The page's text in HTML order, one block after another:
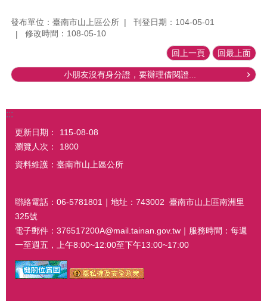
發布單位：臺南市山上區公所
刊登日期：104-05-01
修改時間：108-05-10
回上一頁 回最上面
小朋友沒有身分證，要辦理借閱證...
:::
更新日期：
115-08-08
瀏覽人次：
1800
資料維護：臺南市山上區公所
聯絡電話：06-5781801｜地址：743002 臺南市山上區南洲里
325號
電子郵件：376517200A@mail.tainan.gov.tw｜服務時間：每週
一至週五，上午8:00~12:00至下午13:00~17:00